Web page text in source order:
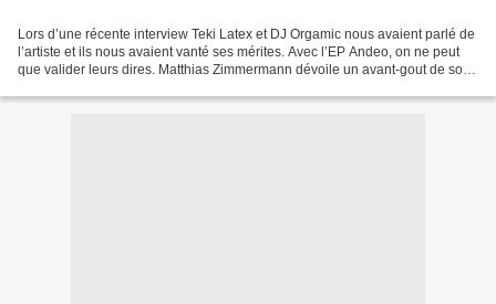
Lors d’une récente interview Teki Latex et DJ Orgamic nous avaient parlé de
l’artiste et ils nous avaient vanté ses mérites. Avec l’EP Andeo, on ne peut
que valider leurs dires. Matthias Zimmermann dévoile un avant-gout de son